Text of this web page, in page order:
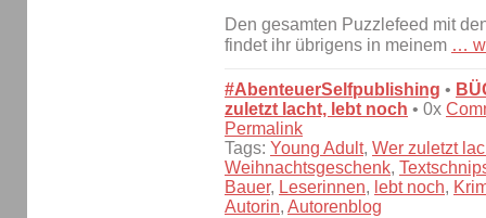
Den gesamten Puzzlefeed mit
findet ihr übrigens in meinem …
#AbenteuerSelfpublishing •
zuletzt lacht, lebt noch • 0x
Permalink
Tags: Young Adult, Wer zuletzt
Weihnachtsgeschenk,
Bauer, Leserinnen, lebt noch,
Autorin, Autorenblog